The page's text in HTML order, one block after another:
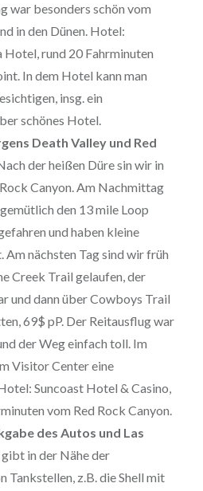
war besonders schön vom
in den Dünen. Hotel:
Hotel, rund 20 Fahrminuten
In dem Hotel kann man
insg. ein
schönes Hotel.
Death Valley und Red
der heißen Düre sin wir in
Canyon. Am Nachmittag
den 13 mile Loop
und haben kleine
Am nächsten Tag sind wir früh
Creek Trail gelaufen, der
und dann über Cowboys Trail
69$ pP. Der Reitausflug war
der Weg einfach toll. Im
Visitor Center eine
Suncoast Hotel & Casino,
vom Red Rock Canyon.
des Autos und Las
gibt in der Nähe der
Tankstellen, z.B. die Shell mit